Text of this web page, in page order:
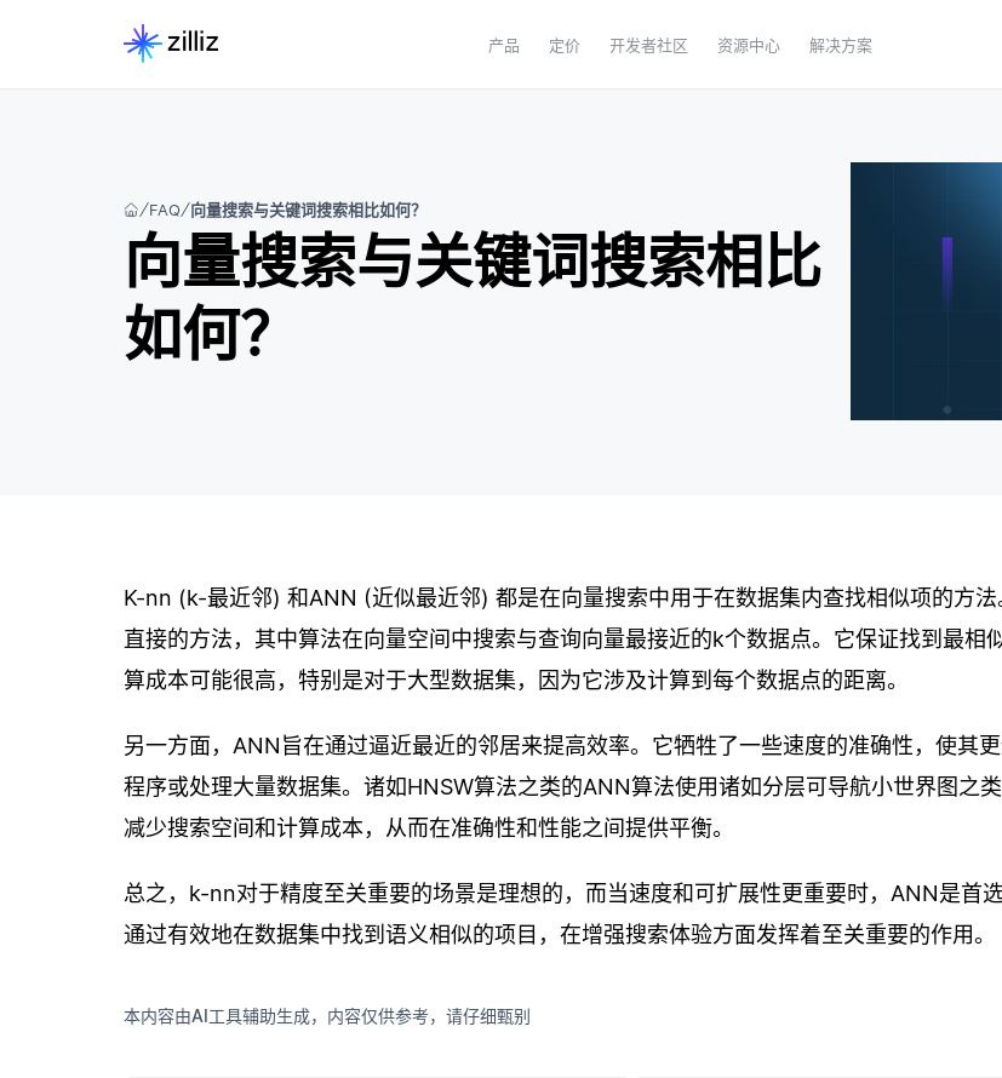
产品 定价 开发者社区 资源中心 解决方案
FAQ 向量搜索与关键词搜索相比如何？
向量搜索与关键词搜索相比
如何？
K-nn (k-最近邻) 和ANN (近似最近邻) 都是在向量搜索中用于在数据集内查找相似项的方
直接的方法，其中算法在向量空间中搜索与查询向量最接近的k个数据点。它保证找到最相
算成本可能很高，特别是对于大型数据集，因为它涉及计算到每个数据点的距离。
另一方面，ANN旨在通过逼近最近的邻居来提高效率。它牺牲了一些速度的准确性，使其
程序或处理大量数据集。诸如HNSW算法之类的ANN算法使用诸如分层可导航小世界图之
减少搜索空间和计算成本，从而在准确性和性能之间提供平衡。
总之，k-nn对于精度至关重要的场景是理想的，而当速度和可扩展性更重要时，ANN是首
通过有效地在数据集中找到语义相似的项目，在增强搜索体验方面发挥着至关重要的作用。
本内容由AI工具辅助生成，内容仅供参考，请仔细甄别